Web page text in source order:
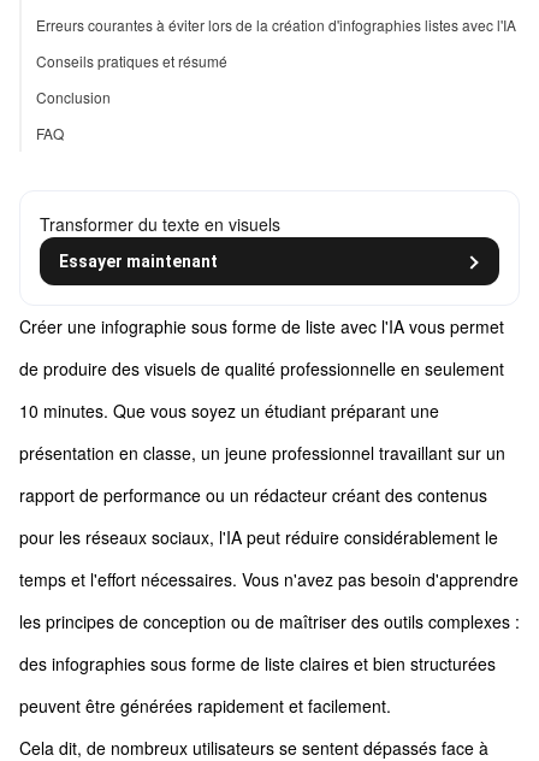
Erreurs courantes à éviter lors de la création d'infographies listes avec l'IA
Conseils pratiques et résumé
Conclusion
FAQ
Transformer du texte en visuels
Essayer maintenant
Créer une infographie sous forme de liste avec l'IA vous permet
de produire des visuels de qualité professionnelle en seulement
10 minutes. Que vous soyez un étudiant préparant une
présentation en classe, un jeune professionnel travaillant sur un
rapport de performance ou un rédacteur créant des contenus
pour les réseaux sociaux, l'IA peut réduire considérablement le
temps et l'effort nécessaires. Vous n'avez pas besoin d'apprendre
les principes de conception ou de maîtriser des outils complexes :
des infographies sous forme de liste claires et bien structurées
peuvent être générées rapidement et facilement.
Cela dit, de nombreux utilisateurs se sentent dépassés face à